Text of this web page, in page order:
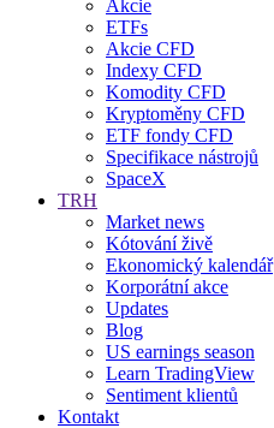
Akcie
ETFs
Akcie CFD
Indexy CFD
Komodity CFD
Kryptoměny CFD
ETF fondy CFD
Specifikace nástrojů
SpaceX
TRH
Market news
Kótování živě
Ekonomický kalendář
Korporátní akce
Updates
Blog
US earnings season
Learn TradingView
Sentiment klientů
Kontakt